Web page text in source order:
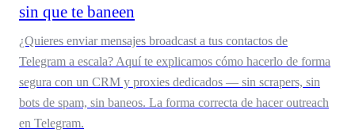
sin que te baneen
¿Quieres enviar mensajes broadcast a tus contactos de
Telegram a escala? Aquí te explicamos cómo hacerlo de forma
segura con un CRM y proxies dedicados — sin scrapers, sin
bots de spam, sin baneos. La forma correcta de hacer outreach
en Telegram.